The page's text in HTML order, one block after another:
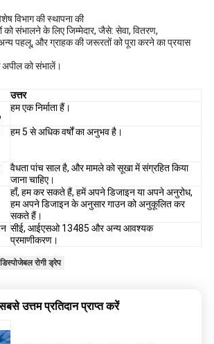
विभाग की स्थापना की
को संभालने के लिए जिम्मेदार, जैसे: सेवा, वितरण,
पहलू, और ग्राहक की जरूरतों को पूरा करने का प्रयास
अपील को संभालें।
उत्तर
हम एक निर्माता हैं।
हम 5 से अधिक वर्षों का अनुभव है।
वैधता पांच साल है, और मामले को सूखा में संग्रहित किया
जाना चाहिए।
हाँ, हम कर सकते हैं, हमें अपने डिजाइन या अपने अनुरोध,
हम अपने डिजाइन के अनुसार गाउन को अनुकूलित कर
सकते हैं।
सीई, आईएसओ 13485 और अन्य आवश्यक
प्रमाणीकरण।
डिस्पोजेबल रोगी ड्रेप
उत्तम प्रतिदान प्राप्त करें